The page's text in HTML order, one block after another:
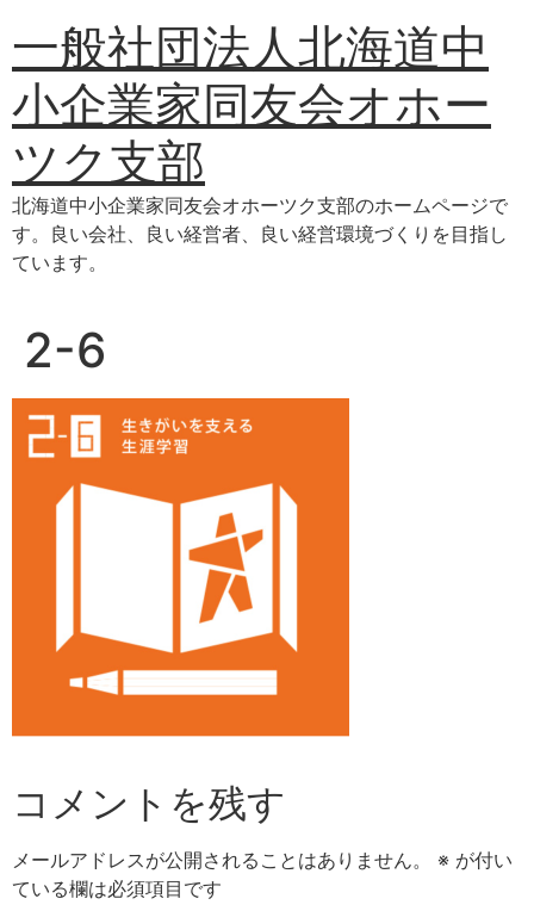
ン
テ
ツ
に
ス
キ
ッ
一般社団法人北海道中
小企業家同友会オホー
ツク支部
北海道中小企業家同友会オホーツク支部のホームページで
す。良い会社、良い経営者、良い経営環境づくりを目指し
ています。
2-6
コメントを残す
メールアドレスが公開されることはありません。 ※ が付い
ている欄は必須項目です